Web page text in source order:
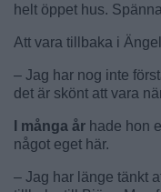
helt öppet hus.
Att vara tillbaka i
– Jag har nog inte
det är skönt att vara
I många år hade hon
något eget här.
– Jag har länge tänkt